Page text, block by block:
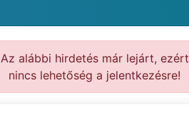
Az alábbi hirdetés már lejárt, ezért
nincs lehetőség a jelentkezésre!